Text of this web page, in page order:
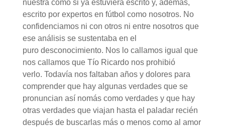
nuestra como si ya estuviera escrito y, además,
escrito por expertos en fútbol como nosotros. No
confidenciamos ni con otros ni entre nosotros que
ese análisis se sustentaba en el
puro desconocimiento. Nos lo callamos igual que
nos callamos que Tío Ricardo nos prohibió
verlo. Todavía nos faltaban años y dolores para
comprender que hay algunas verdades que se
pronuncian así nomás como verdades y que hay
otras verdades que viajan hasta el paladar recién
después de buscarlas más o menos como al amor